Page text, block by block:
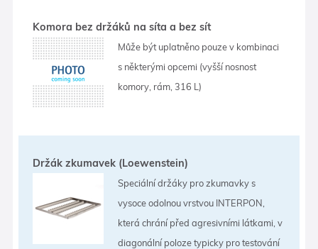
Komora bez držáků na síta a bez sít
Může být uplatněno pouze v kombinaci
s některými opcemi (vyšší nosnost
komory, rám, 316 L)
Držák zkumavek (Loewenstein)
Speciální držáky pro zkumavky s
vysoce odolnou vrstvou INTERPON,
která chrání před agresivními látkami, v
diagonální poloze typicky pro testování